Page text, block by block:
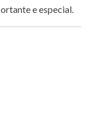
e especial.